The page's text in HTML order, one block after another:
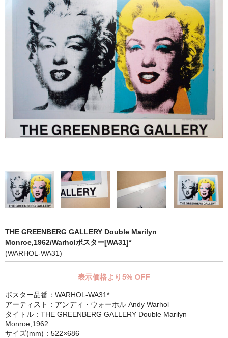
価格コード別
こどもさくひんフレーム
幅広マット付額縁フレーム-展覧会などに-
マット付額縁フレーム-おしゃれな空間に-
オプション品
仕様変更
マット・インナー
吊り金具＆ヒモセット
簡単スタンド
額縁用黄袋
シンプルLPフレームセット
CD紙ジャケフレーム
THE GREENBERG GALLERY Double Marilyn
Monroe,1962/Warholポスター[WA31]*
(WARHOL-WA31)
表示価格より5% OFF
ポスター品番：WARHOL-WA31*
アーティスト：アンディ・ウォーホル Andy Warhol
タイトル：THE GREENBERG GALLERY Double Marilyn
Monroe,1962
サイズ(mm)：522×686